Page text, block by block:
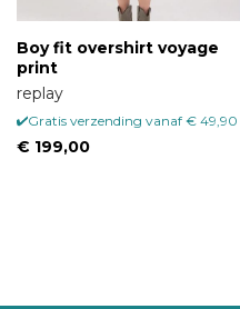
Boy fit overshirt voyage
print
replay
Gratis verzending vanaf € 49,90
€ 199,00